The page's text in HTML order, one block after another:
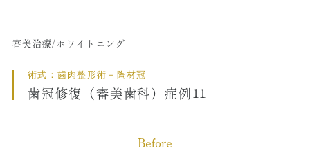
トップ
クリニック紹介
審美治療/ホワイトニング
術式：歯肉整形術＋陶材冠
歯冠修復（審美歯科）症例11
Before